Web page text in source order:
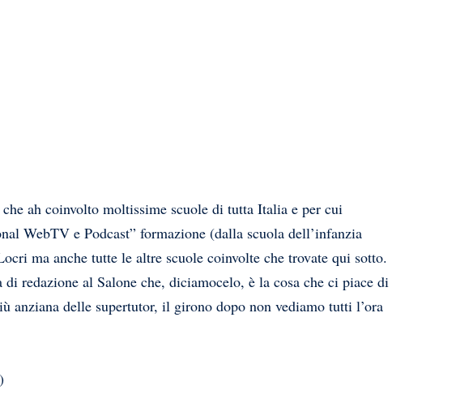
ah coinvolto moltissime scuole di tutta Italia e per cui
WebTV e Podcast” formazione (dalla scuola dell’infanzia
ma anche tutte le altre scuole coinvolte che trovate qui sotto.
redazione al Salone che, diciamocelo, è la cosa che ci piace di
delle supertutor, il girono dopo non vediamo tutti l’ora